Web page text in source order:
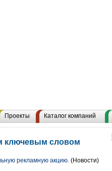
Проекты Каталог компаний
ключевым словом
рекламную акцию. (Новости)